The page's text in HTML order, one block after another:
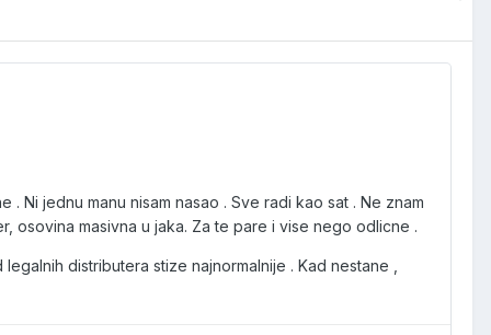
. Ni jednu manu nisam nasao . Sve radi kao sat . Ne znam
osovina masivna u jaka. Za te pare i vise nego odlicne .
distributera stize najnormalnije . Kad nestane ,